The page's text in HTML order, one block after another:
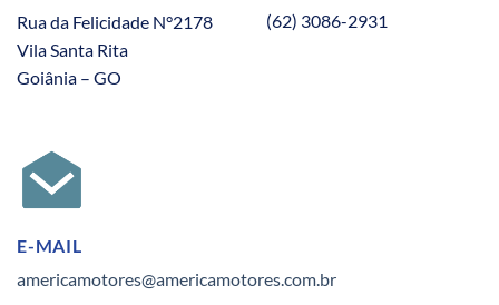
Rua da Felicidade N°2178
Vila Santa Rita
Goiânia – GO
(62) 3086-2931
E-MAIL
americamotores@americamotores.com.br